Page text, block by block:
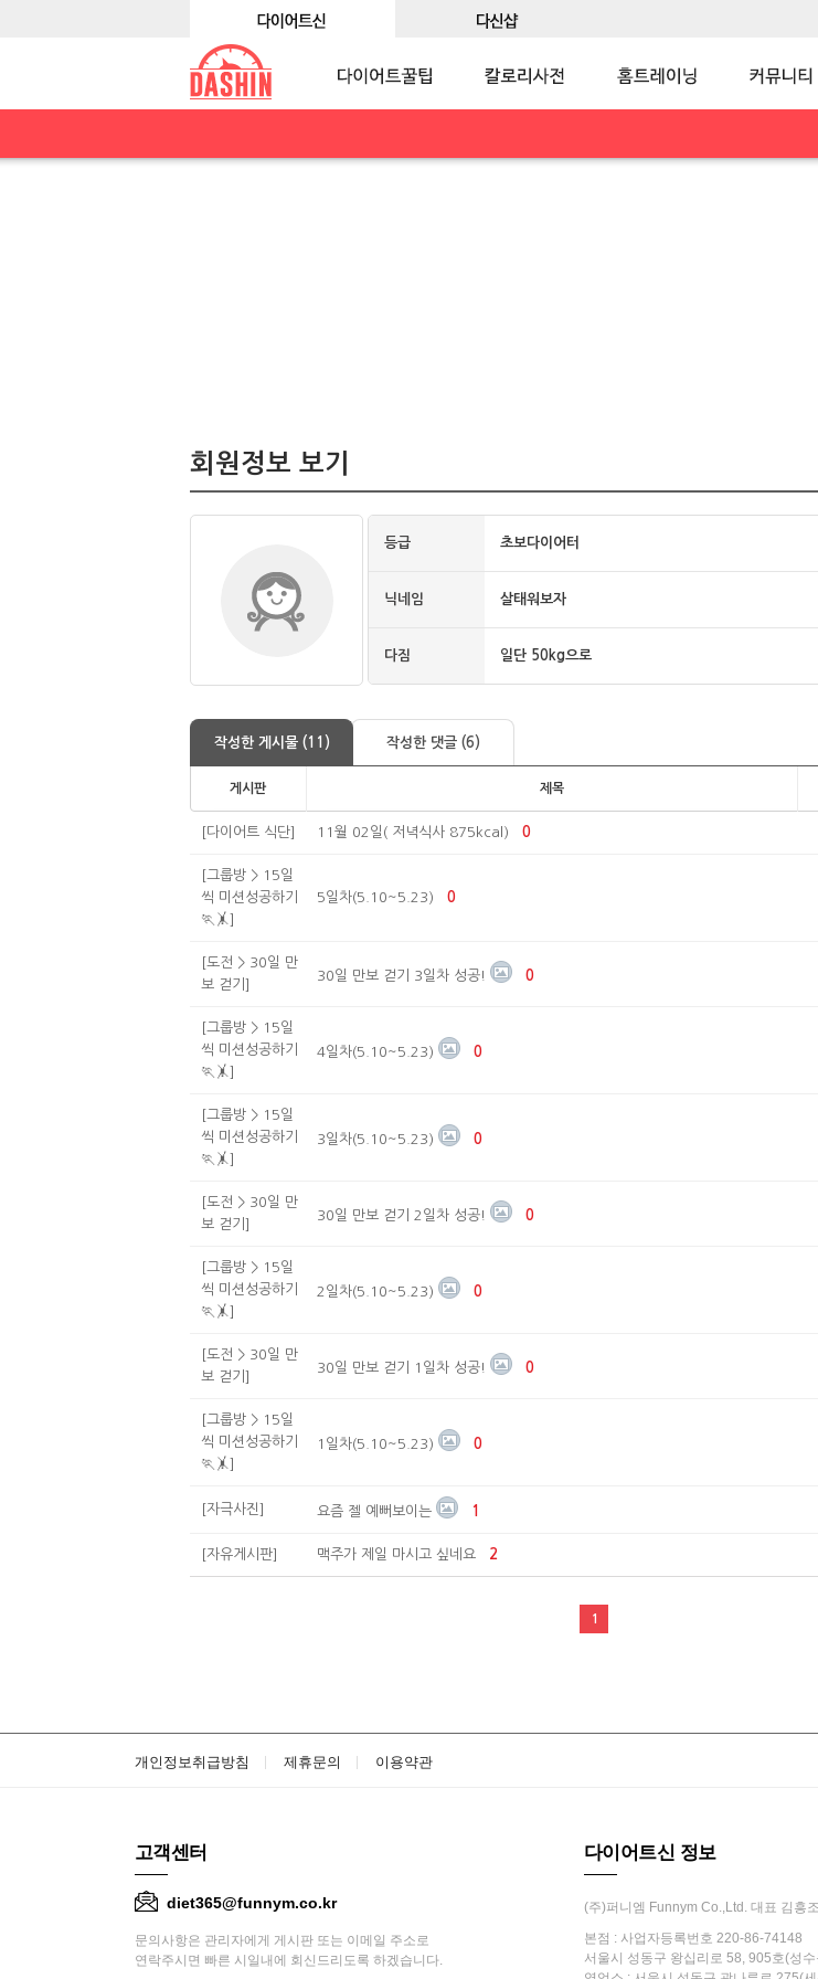
회원정보 보기
등급 초보다이어터
닉네임 살태워보자
다짐 일단 50kg으로
작성한 게시물 (11) 작성한 댓글 (6)
게시판 제목
[다이어트 식단] 11월 02일( 저녁식사 875kcal) 0
[그룹방 > 15일
씩 미션성공하기
🏃🤸]
5일차(5.10~5.23) 0
[도전 > 30일 만
보 걷기]
30일 만보 걷기 3일차 성공! 0
[그룹방 > 15일
씩 미션성공하기
🏃🤸]
4일차(5.10~5.23) 0
[그룹방 > 15일
씩 미션성공하기
🏃🤸]
3일차(5.10~5.23) 0
[도전 > 30일 만
보 걷기]
30일 만보 걷기 2일차 성공! 0
[그룹방 > 15일
씩 미션성공하기
🏃🤸]
2일차(5.10~5.23) 0
[도전 > 30일 만
보 걷기]
30일 만보 걷기 1일차 성공! 0
[그룹방 > 15일
씩 미션성공하기
🏃🤸]
1일차(5.10~5.23) 0
[자극사진] 요즘 젤 예뻐보이는 1
[자유게시판] 맥주가 제일 마시고 싶네요 2
1
개인정보취급방침 제휴문의 이용약관
고객센터
diet365@funnym.co.kr
문의사항은 관리자에게 게시판 또는 이메일 주소로
연락주시면 빠른 시일내에 회신드리도록 하겠습니다.
다이어트신 정보
(주)퍼니엠 Funnym Co.,Ltd. 대표 김흥조
본점 : 사업자등록번호 220-86-74148
서울시 성동구 왕십리로 58, 905호(성